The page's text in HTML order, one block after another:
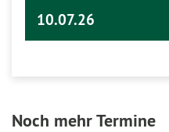
10.07.26
Noch mehr Termine